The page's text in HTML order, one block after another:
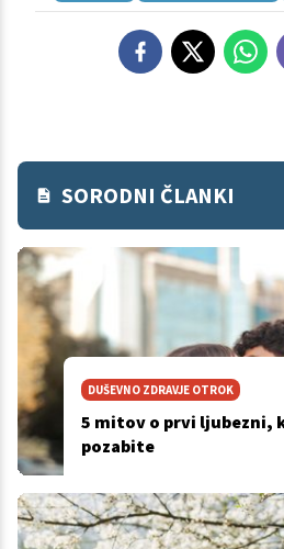
SORODNI ČLANKI
DUŠEVNO ZDRAVJE OTROK
5 mitov o prvi ljubezni,
pozabite